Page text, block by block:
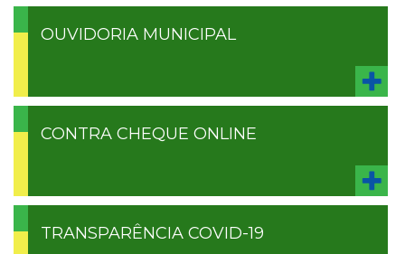
OUVIDORIA MUNICIPAL
CONTRA CHEQUE ONLINE
TRANSPARÊNCIA COVID-19